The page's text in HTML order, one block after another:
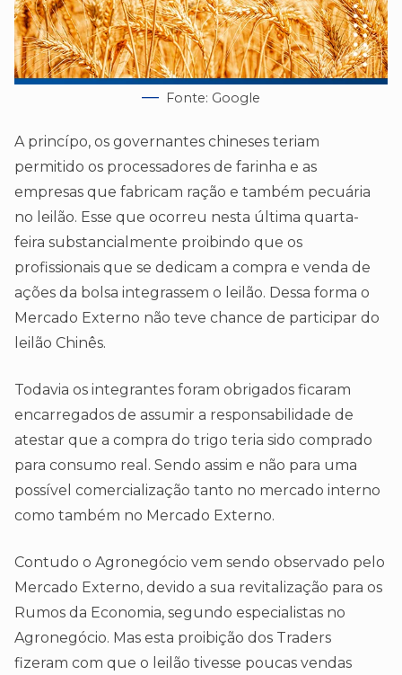
Fonte: Google
A princípo, os governantes chineses teriam
permitido os processadores de farinha e as
empresas que fabricam ração e também pecuária
no leilão. Esse que ocorreu nesta última quarta-
feira substancialmente proibindo que os
profissionais que se dedicam a compra e venda de
ações da bolsa integrassem o leilão. Dessa forma o
Mercado Externo não teve chance de participar do
leilão Chinês.
Todavia os integrantes foram obrigados ficaram
encarregados de assumir a responsabilidade de
atestar que a compra do trigo teria sido comprado
para consumo real. Sendo assim e não para uma
possível comercialização tanto no mercado interno
como também no Mercado Externo.
Contudo o Agronegócio vem sendo observado pelo
Mercado Externo, devido a sua revitalização para os
Rumos da Economia, segundo especialistas no
Agronegócio. Mas esta proibição dos Traders
fizeram com que o leilão tivesse poucas vendas